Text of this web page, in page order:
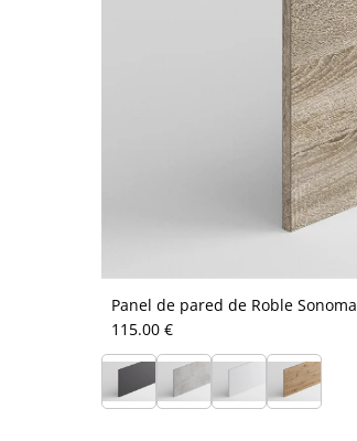
Panel de pared de Roble Sonoma
115.00 €